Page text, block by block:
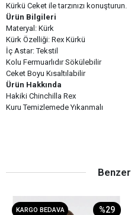
Kürkü Ceket ile tarzınızı konuşturun.
Ürün Bilgileri
Materyal: Kürk
Kürk Özelliği: Rex Kürkü
İç Astar: Tekstil
Kolu Fermuarlıdır Sökülebilir
Ceket Boyu Kısaltılabilir
Ürün Hakkında
Hakiki Chinchilla Rex
Kuru Temizlemede Yıkanmalı
KARGO BEDAVA %29